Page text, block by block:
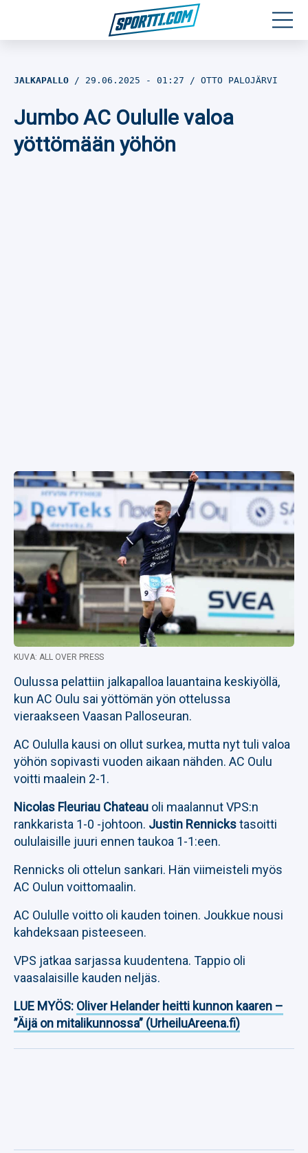
Jalkapallo
JALKAPALLO 29.06.2025 - 01:27 OTTO PALOJÄRVI
Jumbo AC Oululle valoa
yöttömään yöhön
KUVA: ALL OVER PRESS
Oulussa pelattiin jalkapalloa lauantaina keskiyöllä,
kun AC Oulu sai yöttömän yön ottelussa
vieraakseen Vaasan Palloseuran.
AC Oululla kausi on ollut surkea, mutta nyt tuli valoa
yöhön sopivasti vuoden aikaan nähden. AC Oulu
voitti maalein 2-1.
Nicolas Fleuriau Chateau oli maalannut VPS:n
rankkarista 1-0 -johtoon. Justin Rennickstasoitti
oululaisille juuri ennen taukoa 1-1:een.
Rennicks oli ottelun sankari. Hän viimeisteli myös
AC Oulun voittomaalin.
AC Oululle voitto oli kauden toinen. Joukkue nousi
kahdeksaan pisteeseen.
VPS jatkaa sarjassa kuudentena. Tappio oli
vaasalaisille kauden neljäs.
LUE MYÖS: Oliver Helander heitti kunnon kaaren –
”Äijä on mitalikunnossa” (UrheiluAreena.fi)